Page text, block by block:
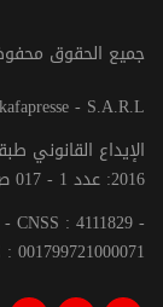
© جميع الحقوق محفوظة
جريدة إلكترونية مستقلة تصدر عن الشركة kafapresse - S.A.R.L
2016: عدد 1 - 017 ص ح
CNSS : 4111829 -
001799721000071